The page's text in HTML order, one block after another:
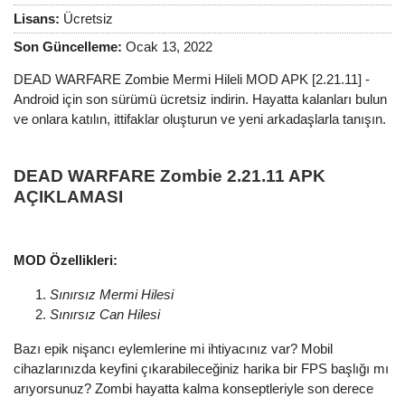
Lisans: Ücretsiz
Son Güncelleme: Ocak 13, 2022
DEAD WARFARE Zombie Mermi Hileli MOD APK [2.21.11] -
Android için son sürümü ücretsiz indirin. Hayatta kalanları bulun
ve onlara katılın, ittifaklar oluşturun ve yeni arkadaşlarla tanışın.
DEAD WARFARE Zombie 2.21.11 APK
AÇIKLAMASI
MOD Özellikleri:
Sınırsız Mermi Hilesi
Sınırsız Can Hilesi
Bazı epik nişancı eylemlerine mi ihtiyacınız var? Mobil
cihazlarınızda keyfini çıkarabileceğiniz harika bir FPS başlığı mı
arıyorsunuz? Zombi hayatta kalma konseptleriyle son derece